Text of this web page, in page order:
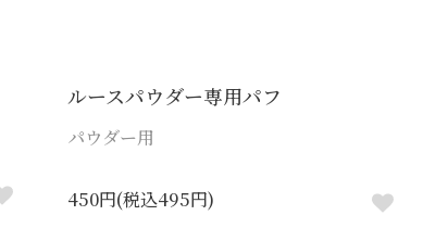
ルースパウダー専用パフ
パウダー用
450円(税込495円)